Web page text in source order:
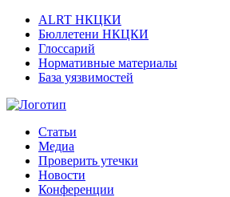
ALRT НКЦКИ
Бюллетени НКЦКИ
Глоссарий
Нормативные материалы
База уязвимостей
Статьи
Медиа
Проверить утечки
Новости
Конференции